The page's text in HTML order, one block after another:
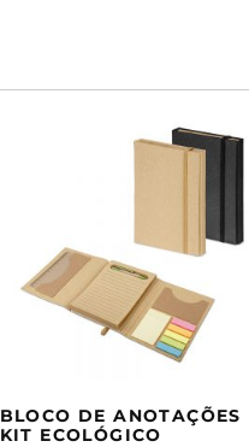
BLOCO DE ANOTAÇÕES
KIT ECOLÓGICO